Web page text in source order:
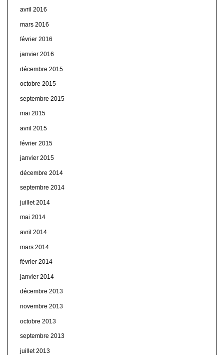
avril 2016
mars 2016
février 2016
janvier 2016
décembre 2015
octobre 2015
septembre 2015
mai 2015
avril 2015
février 2015
janvier 2015
décembre 2014
septembre 2014
juillet 2014
mai 2014
avril 2014
mars 2014
février 2014
janvier 2014
décembre 2013
novembre 2013
octobre 2013
septembre 2013
juillet 2013